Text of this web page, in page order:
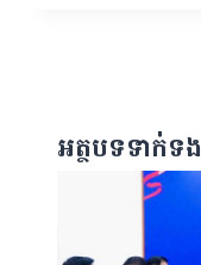
អត្ថបទទាក់ទង